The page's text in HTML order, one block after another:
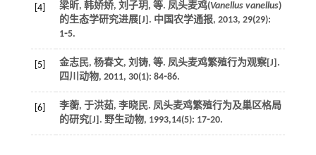
[4] 梁昕, 韩娇娇, 刘子玥, 等. 凤头麦鸡(Vanellus vanellus)
的生态学研究进展[J]. 中国农学通报, 2013, 29(29):
1⁃5.
[5] 金志民, 杨春文, 刘铸, 等. 凤头麦鸡繁殖行为观察[J].
四川动物, 2011, 30(1): 84⁃86.
[6]
李蘅, 于洪茹, 李晓民. 凤头麦鸡繁殖行为及巢区格局
的研究[J]. 野生动物, 1993,14(5): 17⁃20.